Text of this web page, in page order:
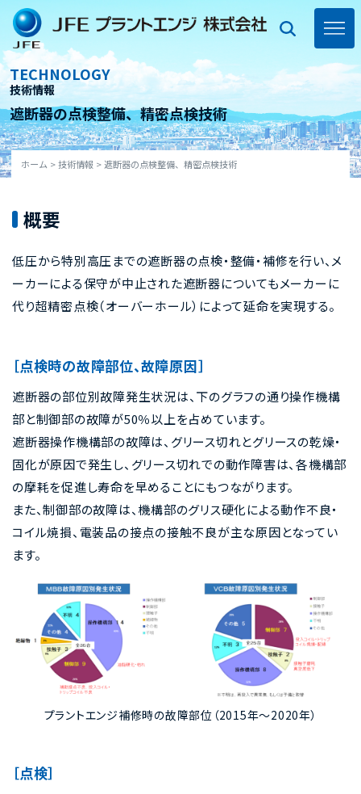
Skip
content
toggle
TECHNOLOGY
技術情報
遮断器の点検整備、精密点検技術
ホーム >技術情報 >遮断器の点検整備、精密点検技術
概要
低圧から特別高圧までの遮断器の点検・整備・補修を行い、メ
ーカーによる保守が中止された遮断器についてもメーカーに
代り超精密点検（オーバーホール）によって延命を実現する。
［点検時の故障部位、故障原因］
遮断器の部位別故障発生状況は、下のグラフの通り操作機構
部と制御部の故障が50％以上を占めています。
遮断器操作機構部の故障は、グリース切れとグリースの乾燥・
固化が原因で発生し、グリース切れでの動作障害は、各機構部
の摩耗を促進し寿命を早めることにもつながります。
また、制御部の故障は、機構部のグリス硬化による動作不良・
コイル焼損、電装品の接点の接触不良が主な原因となってい
ます。
プラントエンジ補修時の故障部位（2015年～2020年）
［点検］